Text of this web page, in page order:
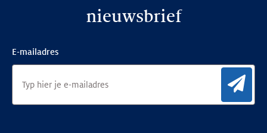
nieuwsbrief
E-mailadres